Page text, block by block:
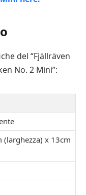
del “Fjällräven
No. 2 Mini”:
(larghezza) x 13cm